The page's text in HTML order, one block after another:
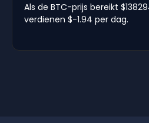
Als de BTC-prijs bereikt
verdienen $-1.94 per dag.